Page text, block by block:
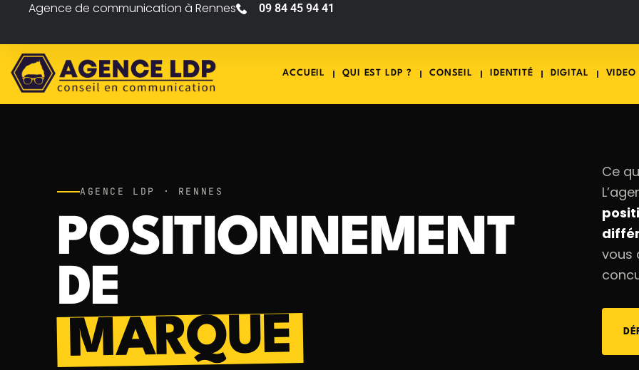
Agence de communication à Rennes 09 84 45 94 41
ACCUEIL QUI EST LDP ? CONSEIL IDENTITÉ DIGITAL VIDEO
AGENCE LDP · RENNES
POSITION­NEMENT
DE
MARQUE
Ce
vous